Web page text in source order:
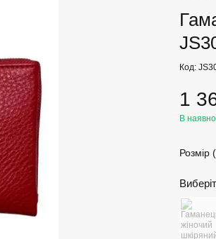
Код:
1
В
Розмір